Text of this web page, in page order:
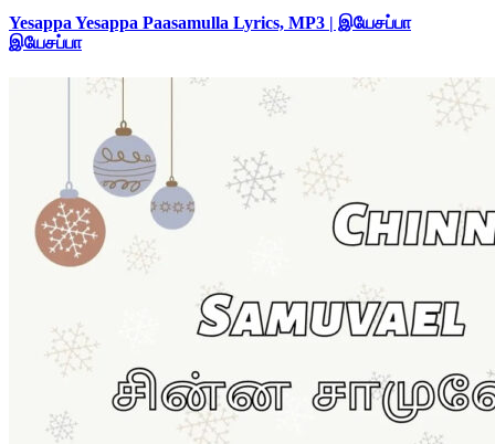
Yesappa Yesappa Paasamulla Lyrics, MP3 | இயேசப்பா
இயேசப்பா